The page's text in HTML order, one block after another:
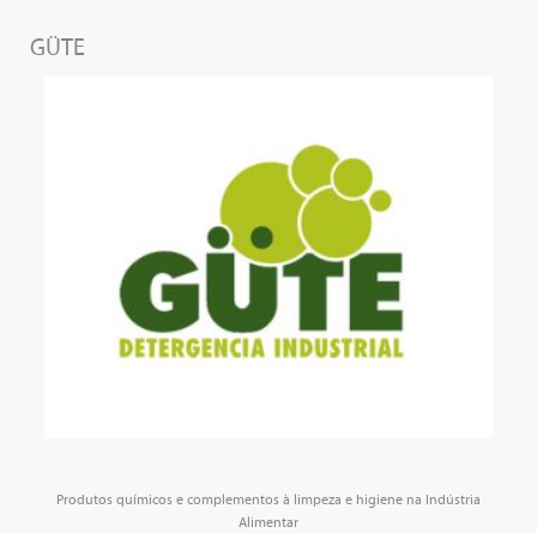
GÜTE
Produtos químicos e complementos à limpeza e higiene na Indústria
Alimentar